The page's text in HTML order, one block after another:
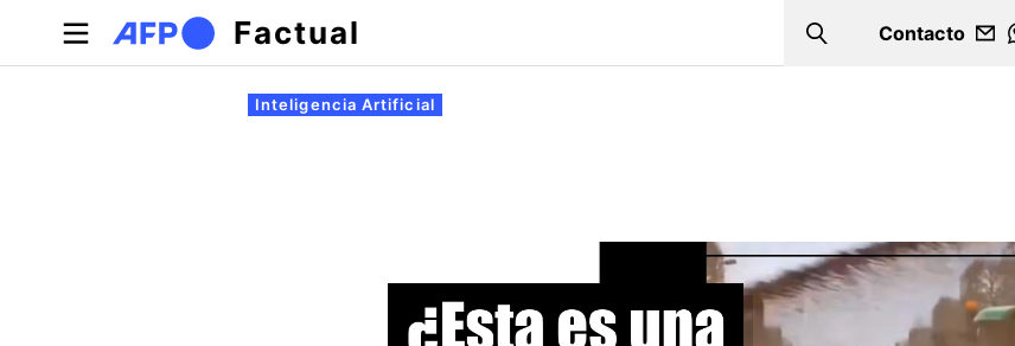
Pasar al contenido principal
Factual Search
Contacto
Solapas principales
Inteligencia Artificial